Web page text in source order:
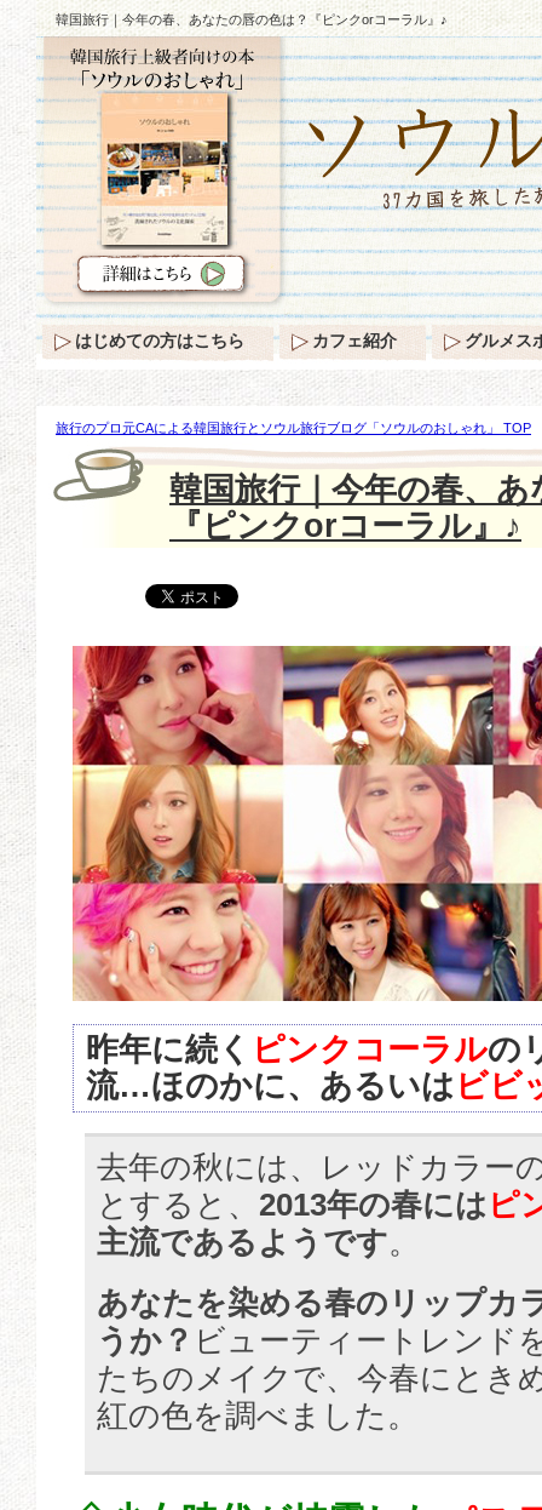
韓国旅行｜今年の春、あなたの唇の色は？『ピンクorコーラル』♪
旅行のプロ元CAによる韓国旅行とソウル旅行ブログ「ソウルのおしゃれ」 TOP
色は？『ピンクorコーラル』♪
韓国旅行｜今年の春、
『ピンクorコーラル』♪
昨年に続く ピンクコーラルの
流…ほのかに、あるいは ビビ
去年の秋には、レッドカラー
とすると、 2013年の春には ピ
主流であるようです。
あなたを染める春のリップカ
うか？ ビューティートレンド
たちのメイクで、今春にとき
紅の色を調べました。
はじめての方はこちら カフェ紹介 グルメス